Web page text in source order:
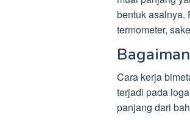
bentuk asalnya.
termometer,
Cara kerja
terjadi pada
panjang dari